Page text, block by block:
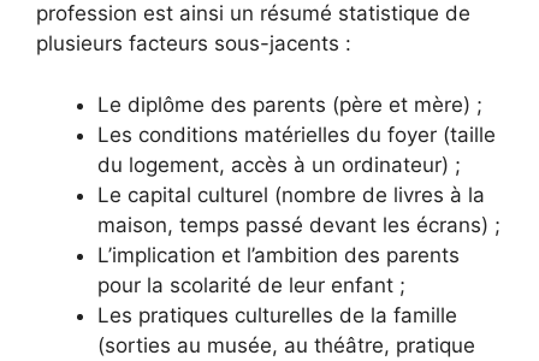
profession est ainsi un résumé statistique de
plusieurs facteurs sous-jacents :
Le diplôme des parents (père et mère) ;
Les conditions matérielles du foyer (taille
du logement, accès à un ordinateur) ;
Le capital culturel (nombre de livres à la
maison, temps passé devant les écrans) ;
L’implication et l’ambition des parents
pour la scolarité de leur enfant ;
Les pratiques culturelles de la famille
(sorties au musée, au théâtre, pratique